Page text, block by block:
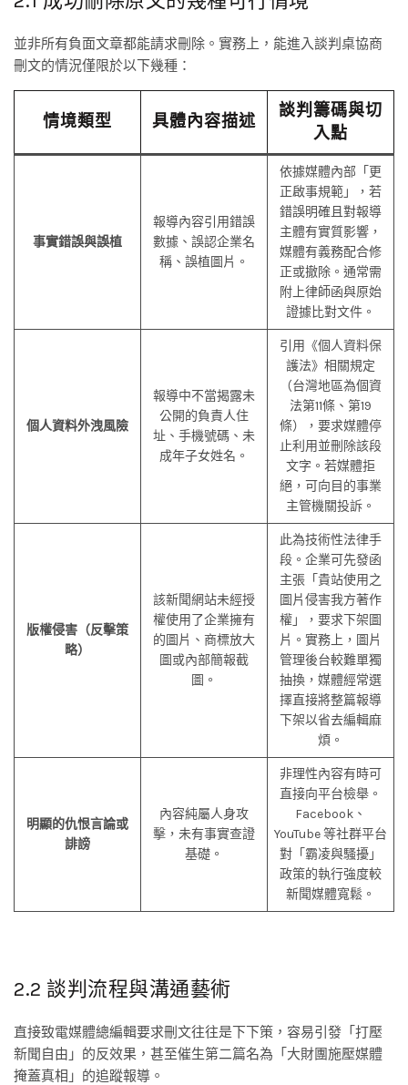
並非所有負面文章都能請求刪除。實務上，能進入談判桌協商
刪文的情況僅限於以下幾種：
情境類型 具體內容描述
談判籌碼與切
入點
事實錯誤與誤植
報導內容引用錯誤
數據、誤認企業名
稱、誤植圖片。
依據媒體內部「更
正啟事規範」，若
錯誤明確且對報導
主體有實質影響，
媒體有義務配合修
正或撤除。通常需
附上律師函與原始
證據比對文件。
個人資料外洩風險
報導中不當揭露未
公開的負責人住
址、手機號碼、未
成年子女姓名。
引用《個人資料保
護法》相關規定
（台灣地區為個資
法第11條、第19
條），要求媒體停
止利用並刪除該段
文字。若媒體拒
絕，可向目的事業
主管機關投訴。
版權侵害（反擊策
略）
該新聞網站未經授
權使用了企業擁有
的圖片、商標放大
圖或內部簡報截
圖。
此為技術性法律手
段。企業可先發函
主張「貴站使用之
圖片侵害我方著作
權」，要求下架圖
片。實務上，圖片
管理後台較難單獨
抽換，媒體經常選
擇直接將整篇報導
下架以省去編輯麻
煩。
明顯的仇恨言論或
誹謗
內容純屬人身攻
擊，未有事實查證
基礎。
非理性內容有時可
直接向平台檢舉。
Facebook、
YouTube 等社群平台
對「霸凌與騷擾」
政策的執行強度較
新聞媒體寬鬆。
2.2 談判流程與溝通藝術
直接致電媒體總編輯要求刪文往往是下下策，容易引發「打壓
新聞自由」的反效果，甚至催生第二篇名為「大財團施壓媒體
掩蓋真相」的追蹤報導。